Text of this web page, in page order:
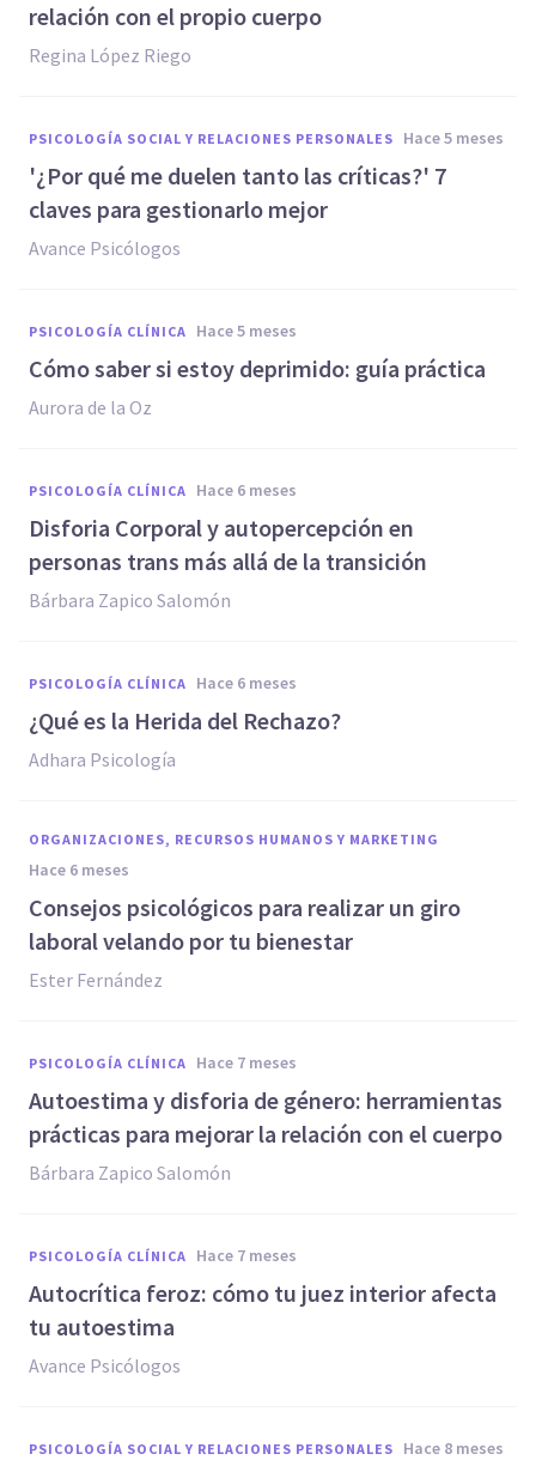
relación con el propio cuerpo
Regina López Riego
PSICOLOGÍA SOCIAL Y RELACIONES PERSONALES hace 5 meses
'¿Por qué me duelen tanto las críticas?' 7
claves para gestionarlo mejor
Avance Psicólogos
PSICOLOGÍA CLÍNICA hace 5 meses
Cómo saber si estoy deprimido: guía práctica
Aurora de la Oz
PSICOLOGÍA CLÍNICA hace 6 meses
Disforia Corporal y autopercepción en
personas trans más allá de la transición
Bárbara Zapico Salomón
PSICOLOGÍA CLÍNICA hace 6 meses
¿Qué es la Herida del Rechazo?
Adhara Psicología
ORGANIZACIONES, RECURSOS HUMANOS Y MARKETING
hace 6 meses
Consejos psicológicos para realizar un giro
laboral velando por tu bienestar
Ester Fernández
PSICOLOGÍA CLÍNICA hace 7 meses
Autoestima y disforia de género: herramientas
prácticas para mejorar la relación con el cuerpo
Bárbara Zapico Salomón
PSICOLOGÍA CLÍNICA hace 7 meses
Autocrítica feroz: cómo tu juez interior afecta
tu autoestima
Avance Psicólogos
PSICOLOGÍA SOCIAL Y RELACIONES PERSONALES hace 8 meses